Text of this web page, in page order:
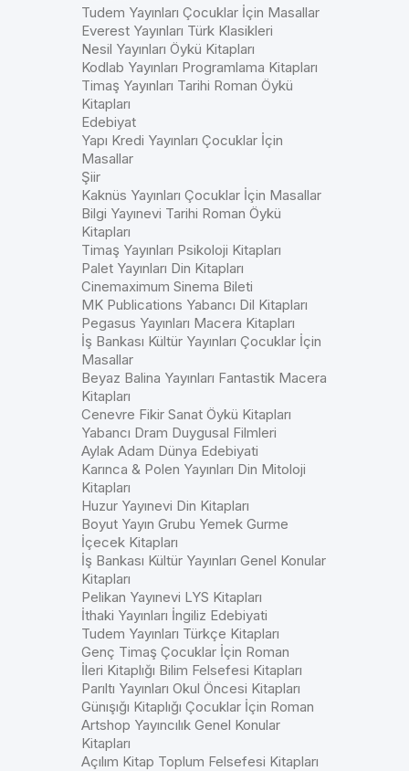
Tudem Yayınları Çocuklar İçin Masallar
Everest Yayınları Türk Klasikleri
Nesil Yayınları Öykü Kitapları
Kodlab Yayınları Programlama Kitapları
Timaş Yayınları Tarihi Roman Öykü
Kitapları
Edebiyat
Yapı Kredi Yayınları Çocuklar İçin
Masallar
Şiir
Kaknüs Yayınları Çocuklar İçin Masallar
Bilgi Yayınevi Tarihi Roman Öykü
Kitapları
Timaş Yayınları Psikoloji Kitapları
Palet Yayınları Din Kitapları
Cinemaximum Sinema Bileti
MK Publications Yabancı Dil Kitapları
Pegasus Yayınları Macera Kitapları
İş Bankası Kültür Yayınları Çocuklar İçin
Masallar
Beyaz Balina Yayınları Fantastik Macera
Kitapları
Cenevre Fikir Sanat Öykü Kitapları
Yabancı Dram Duygusal Filmleri
Aylak Adam Dünya Edebiyati
Karınca & Polen Yayınları Din Mitoloji
Kitapları
Huzur Yayınevi Din Kitapları
Boyut Yayın Grubu Yemek Gurme
İçecek Kitapları
İş Bankası Kültür Yayınları Genel Konular
Kitapları
Pelikan Yayınevi LYS Kitapları
İthaki Yayınları İngiliz Edebiyati
Tudem Yayınları Türkçe Kitapları
Genç Timaş Çocuklar İçin Roman
İleri Kitaplığı Bilim Felsefesi Kitapları
Parıltı Yayınları Okul Öncesi Kitapları
Günışığı Kitaplığı Çocuklar İçin Roman
Artshop Yayıncılık Genel Konular
Kitapları
Açılım Kitap Toplum Felsefesi Kitapları